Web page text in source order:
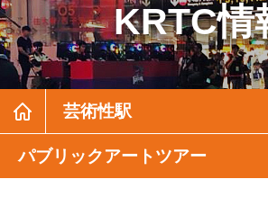
KRTC情
芸術性駅
パブリックアートツアー